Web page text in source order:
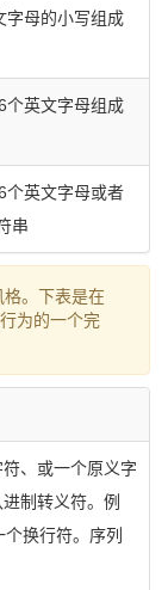
字母的小写组成
个英文字母组成
个英文字母或者
串
格。下表是在
为的一个完
、或一个原义字
制转义符。例
个换行符。序列